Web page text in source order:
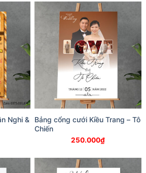
Nghi &
Bảng cổng cưới Kiều Trang – Tô
Chiến
250.000₫